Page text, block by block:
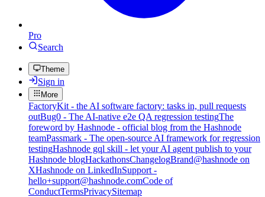
Pro
Search
Theme
Sign in
More
FactoryKit - the AI software factory: tasks in, pull requests
outBug0 - The AI-native e2e QA regression testingThe
foreword by Hashnode - official blog from the Hashnode
teamPassmark - The open-source AI framework for regression
testingHashnode gql skill - let your AI agent publish to your
Hashnode blogHackathonsChangelogBrand@hashnode on
XHashnode on LinkedInSupport -
hello+support@hashnode.comCode of
ConductTermsPrivacySitemap